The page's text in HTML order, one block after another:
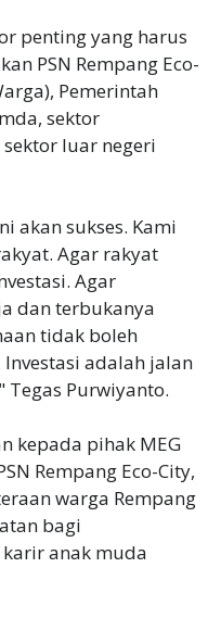
penting yang harus
PSN Rempang Eco-
Pemerintah
sektor
luar negeri
akan sukses. Kami
Agar rakyat
Agar
dan terbukanya
tidak boleh
adalah jalan
Tegas Purwiyanto.
kepada pihak MEG
Rempang Eco-City,
warga Rempang
bagi
anak muda